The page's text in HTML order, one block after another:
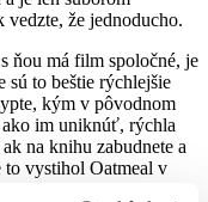
že jednoducho.
ňou má film spoločné, je
sú to beštie rýchlejšie
kým v pôvodnom
ako im uniknúť, rýchla
na knihu zabudnete a
to vystihol Oatmeal v